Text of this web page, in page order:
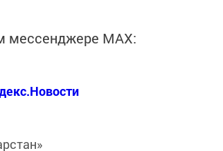
мессенджере MАХ: